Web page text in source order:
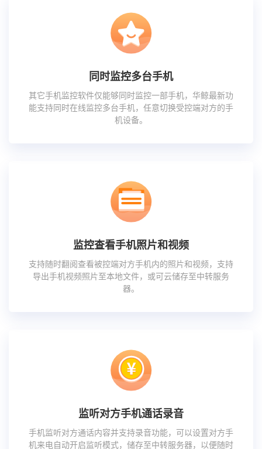
同时监控多台手机
其它手机监控软件仅能够同时监控一部手机，华鲸最新功
能支持同时在线监控多台手机，任意切换受控端对方的手
机设备。
监控查看手机照片和视频
支持随时翻阅查看被控端对方手机内的照片和视频，支持
导出手机视频照片至本地文件，或可云储存至中转服务
器。
监听对方手机通话录音
手机监听对方通话内容并支持录音功能，可以设置对方手
机来电自动开启监听模式，储存至中转服务器，以便随时